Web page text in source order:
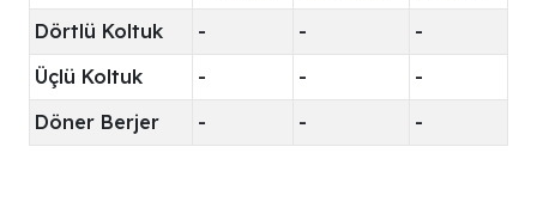
Dörtlü Koltuk
- -
-
Üçlü Koltuk
- -
-
Döner Berjer
- - -